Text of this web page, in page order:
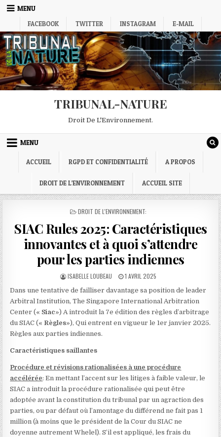
Skip
MENU
FACEBOOK
TWITTER INSTAGRAM E-MAIL
TRIBUNAL-NATURE
Droit De L'Environnement.
MENU
ACCUEIL RGPD ET CONFIDENTIALITÉ A PROPOS
DROIT DE L’ENVIRONNEMENT ACCUEIL SITE
POSTED
DROIT DE L'ENVIRONNEMENT:
SIAC Rules 2025: Caractéristiques
innovantes et à quoi s’attendre
pour les parties indiennes
AUTHOR:
ISABELLE LOUBEAU
PUBLISHED
1 AVRIL 2025
Dans une tentative de failliser davantage sa position de leader
Arbitral Institution, The Singapore International Arbitration
Center (« Siac») A introduit la 7e édition des règles d’arbitrage
du SIAC (« Règles»), Qui entrent en vigueur le 1er janvier 2025.
Règles aux parties indiennes.
Caractéristiques saillantes
Procédure et révisions rationalisées à une procédure
accélérée: En mettant l’accent sur les litiges à faible valeur, le
SIAC a introduit la procédure rationalisée qui peut être
adoptée avant la constitution du tribunal par un agraction des
parties, ou par défaut où l’amontage du différend ne fait pas 1
million (à moins que le président de la Cour du SIAC ne
doyenne autrement Whelel). S’il est appliqué, les frais du